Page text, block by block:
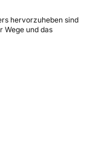
hervorzuheben sind
Wege und das